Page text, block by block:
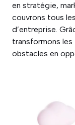
en stratégie,
couvrons tous
d’entreprise.
transformons
obstacles en